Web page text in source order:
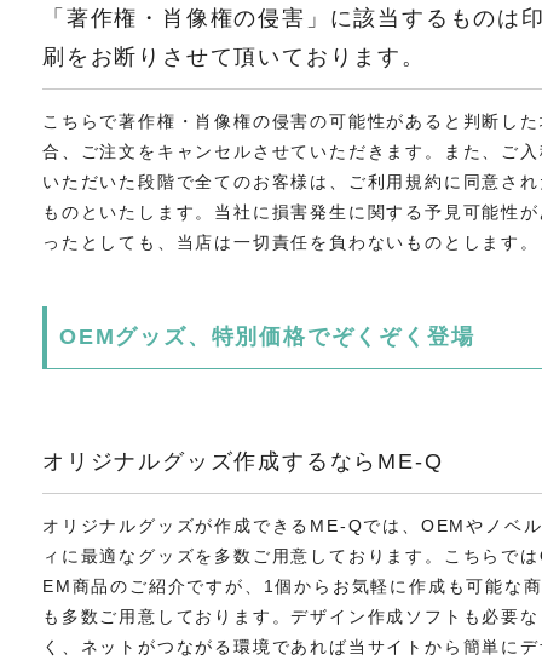
「著作権・肖像権の侵害」に該当するものは
刷をお断りさせて頂いております。
こちらで著作権・肖像権の侵害の可能性があると判断し
合、ご注文をキャンセルさせていただきます。また、ご
いただいた段階で全てのお客様は、ご利用規約に同意さ
ものといたします。当社に損害発生に関する予見可能性
ったとしても、当店は一切責任を負わないものとします。
OEMグッズ、特別価格でぞくぞく登場
オリジナルグッズ作成するならME-Q
オリジナルグッズが作成できるME-Qでは、OEMやノベ
ィに最適なグッズを多数ご用意しております。こちらで
EM商品のご紹介ですが、1個からお気軽に作成も可能な
も多数ご用意しております。デザイン作成ソフトも必要な
く、ネットがつながる環境であれば当サイトから簡単に